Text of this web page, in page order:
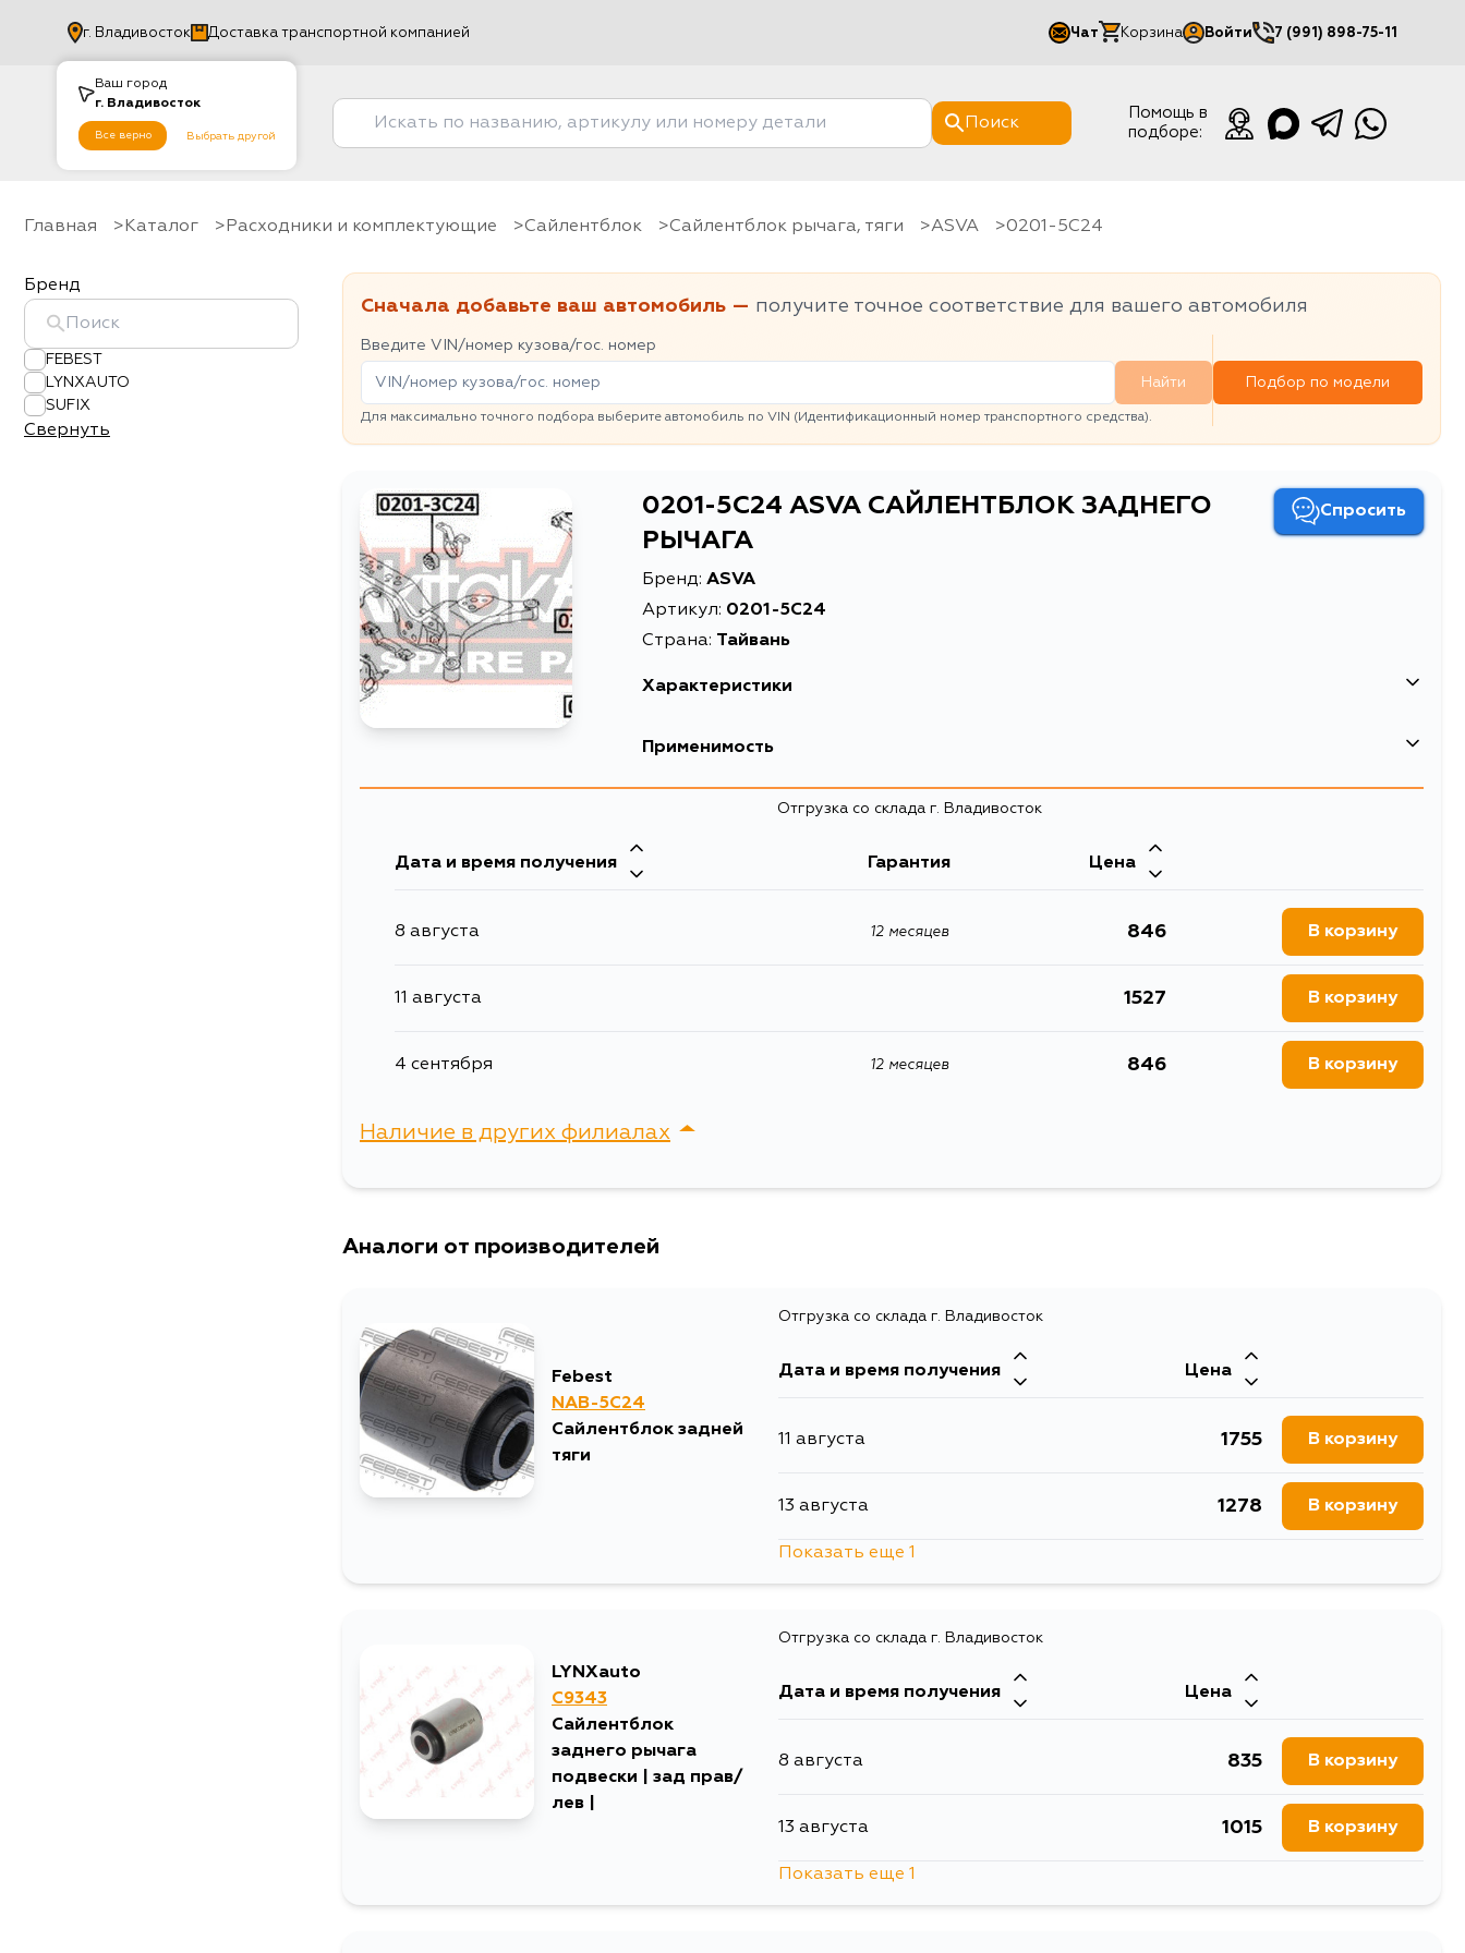
Ваш город
г. Владивосток
Все верно Выбрать другой
г. Владивосток Доставка транспортной компанией Чат Корзина Войти
Мой кабинет
7 (991) 898-75-11
Поиск
Помощь в
подборе:
Главная Каталог Расходники и комплектующие Сайлентблок Сайлентблок рычага, тяги ASVA 0201-5C24
Бренд
FEBEST
LYNXAUTO
SUFIX
Свернуть
Сначала добавьте ваш автомобиль — получите точное соответствие для вашего автомобиля
Введите VIN/номер кузова/гос. номер
Найти
Для максимально точного подбора выберите автомобиль по VIN (Идентификационный номер транспортного средства).
Подбор по модели
0201-5C24 ASVA САЙЛЕНТБЛОК ЗАДНЕГО
РЫЧАГА
Спросить
Бренд: ASVA
Артикул: 0201-5C24
Страна: Тайвань
Характеристики
Масса, кг
сайлентблоки рычагов подвески
Применимость
Двигатель
Отгрузка со склада г. Владивосток
Дата и время получения Гарантия Цена
8 августа 12 месяцев 846 В корзину
11 августа 1527 В корзину
4 сентября 12 месяцев 846 В корзину
Наличие в других филиалах
Аналоги от производителей
Febest
NAB-5C24
Сайлентблок задней
тяги
Отгрузка со склада г. Владивосток
Дата и время получения Цена
11 августа 1755 В корзину
13 августа 1278 В корзину
Показать еще 1
LYNXauto
C9343
Сайлентблок
заднего рычага
подвески | зад прав/
лев |
Отгрузка со склада г. Владивосток
Дата и время получения Цена
8 августа 835 В корзину
13 августа 1015 В корзину
Показать еще 1